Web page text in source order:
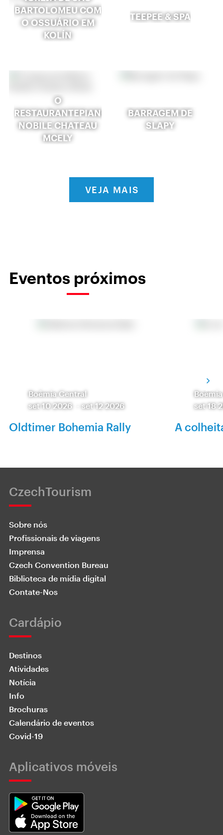
BARTOLOMEU COM
O OSSUÁRIO EM
KOLÍN
TEEPEE & SPA
O
RESTAURANTEPIANO
NOBILE CHATEAU
MCELY
BARRAGEM DE
SLAPY
VEJA MAIS
Eventos próximos
Boêmia Central
set 10 2026
-set 12 2026
Oldtimer Bohemia Rally
set 18
A
CzechTourism
Sobre nós
Profissionais de viagens
Imprensa
Czech Convention Bureau
Biblioteca de mídia digital
Contate-Nos
Cardápio
Destinos
Atividades
Notícia
Info
Brochuras
Calendário de eventos
Covid-19
Aplicativos móveis